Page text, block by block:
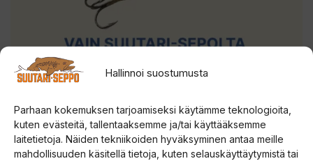
Hallinnoi suostumusta
Parhaan kokemuksen tarjoamiseksi käytämme teknologioita,
kuten evästeitä, tallentaaksemme ja/tai käyttääksemme
laitetietoja. Näiden tekniikoiden hyväksyminen antaa meille
mahdollisuuden käsitellä tietoja, kuten selauskäyttäytymistä tai